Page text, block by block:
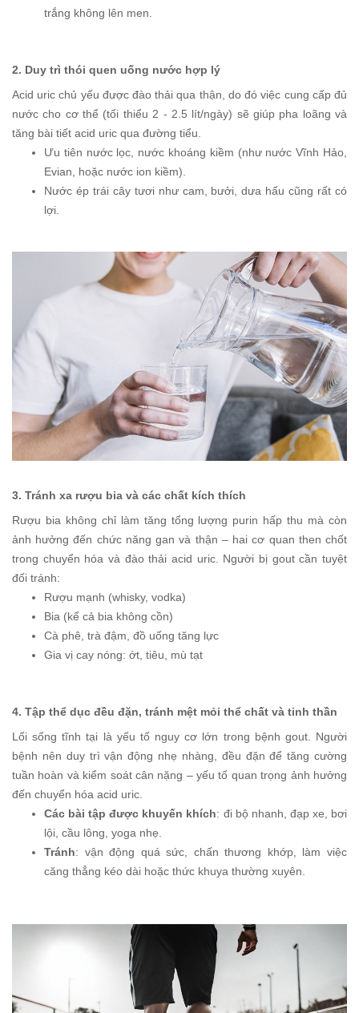
trắng không lên men.
2. Duy trì thói quen uống nước hợp lý
Acid uric chủ yếu được đào thải qua thận, do đó việc cung cấp đủ
nước cho cơ thể (tối thiểu 2 - 2.5 lít/ngày) sẽ giúp pha loãng và
tăng bài tiết acid uric qua đường tiểu.
Ưu tiên nước lọc, nước khoáng kiềm (như nước Vĩnh Hảo,
Evian, hoặc nước ion kiềm).
Nước ép trái cây tươi như cam, bưởi, dưa hấu cũng rất có
lợi.
3. Tránh xa rượu bia và các chất kích thích
Rượu bia không chỉ làm tăng tổng lượng purin hấp thu mà còn
ảnh hưởng đến chức năng gan và thận – hai cơ quan then chốt
trong chuyển hóa và đào thải acid uric. Người bị gout cần tuyệt
đối tránh:
Rượu mạnh (whisky, vodka)
Bia (kể cả bia không cồn)
Cà phê, trà đậm, đồ uống tăng lực
Gia vị cay nóng: ớt, tiêu, mù tạt
4. Tập thể dục đều đặn, tránh mệt mỏi thể chất và tinh thần
Lối sống tĩnh tại là yếu tố nguy cơ lớn trong bệnh gout. Người
bệnh nên duy trì vận động nhẹ nhàng, đều đặn để tăng cường
tuần hoàn và kiểm soát cân nặng – yếu tố quan trọng ảnh hưởng
đến chuyển hóa acid uric.
Các bài tập được khuyến khích: đi bộ nhanh, đạp xe, bơi
lội, cầu lông, yoga nhẹ.
Tránh: vận động quá sức, chấn thương khớp, làm việc
căng thẳng kéo dài hoặc thức khuya thường xuyên.